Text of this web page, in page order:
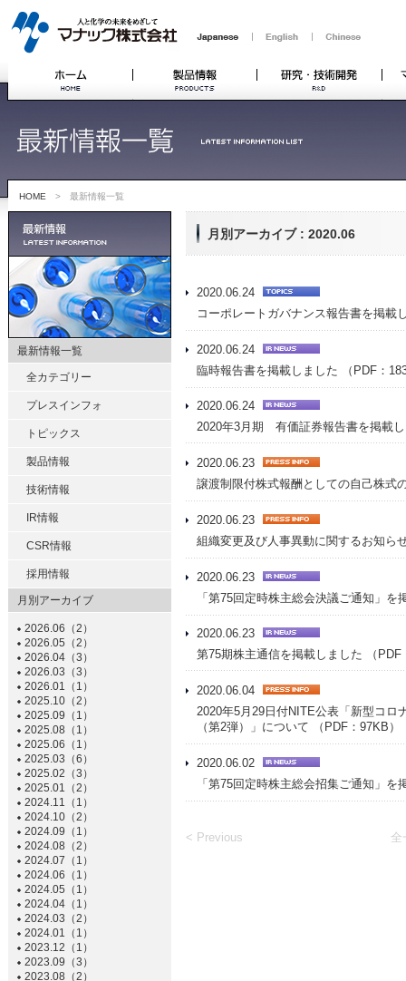
HOME > 最新情報一覧
最新情報一覧
全カテゴリー
プレスインフォ
トピックス
製品情報
技術情報
IR情報
CSR情報
採用情報
月別アーカイブ
2026.06（2）
2026.05（2）
2026.04（3）
2026.03（3）
2026.01（1）
2025.10（2）
2025.09（1）
2025.08（1）
2025.06（1）
2025.03（6）
2025.02（3）
2025.01（2）
2024.11（1）
2024.10（2）
2024.09（1）
2024.08（2）
2024.07（1）
2024.06（1）
2024.05（1）
2024.04（1）
2024.03（2）
2024.01（1）
2023.12（1）
2023.09（3）
2023.08（2）
月別アーカイブ : 2020.06
2020.06.24
コーポレートガバナンス報告書を掲載
2020.06.24
臨時報告書を掲載しました （PDF：
2020.06.24
2020年3月期 有価証券報告書を掲載
2020.06.23
譲渡制限付株式報酬としての自己株式
2020.06.23
組織変更及び人事異動に関するお知ら
2020.06.23
「第75回定時株主総会決議ご通知」
2020.06.23
第75期株主通信を掲載しました （
2020.06.04
2020年5月29日付NITE公表「新型コロ
（第2弾）」について （PDF：97KB）
2020.06.02
「第75回定時株主総会招集ご通知」
< Previous 全